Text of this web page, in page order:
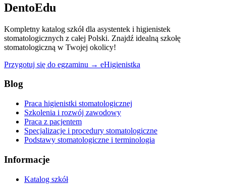
DentoEdu
Kompletny katalog szkół dla asystentek i higienistek
stomatologicznych z całej Polski. Znajdź idealną szkołę
stomatologiczną w Twojej okolicy!
Przygotuj się do egzaminu → eHigienistka
Blog
Praca higienistki stomatologicznej
Szkolenia i rozwój zawodowy
Praca z pacjentem
Specjalizacje i procedury stomatologiczne
Podstawy stomatologiczne i terminologia
Informacje
Katalog szkół